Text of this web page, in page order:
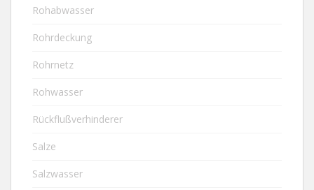
Rohabwasser
Rohrdeckung
Rohrnetz
Rohwasser
Rückflußverhinderer
Salze
Salzwasser